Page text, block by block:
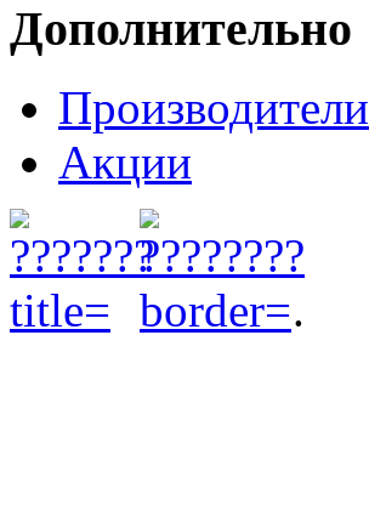
Дополнительно
Производители
Акции
.